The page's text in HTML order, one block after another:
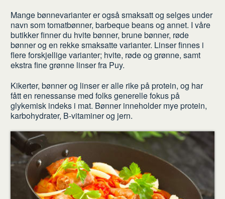
Mange bønnevarianter er også smaksatt og selges under
navn som tomatbønner, barbeque beans og annet. I våre
butikker finner du hvite bønner, brune bønner, røde
bønner og en rekke smaksatte varianter. Linser finnes i
flere forskjellige varianter; hvite, røde og grønne, samt
ekstra fine grønne linser fra Puy.
Kikerter, bønner og linser er alle rike på protein, og har
fått en renessanse med folks generelle fokus på
glykemisk indeks i mat. Bønner inneholder mye protein,
karbohydrater, B-vitaminer og jern.